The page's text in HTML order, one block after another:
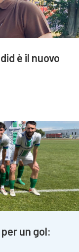
è il nuovo
un gol: